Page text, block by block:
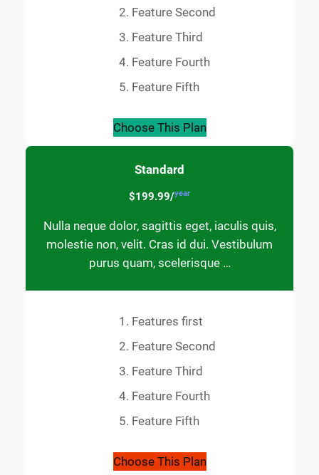
Feature Second
Feature Third
Feature Fourth
Feature Fifth
Choose This Plan
Standard
$199.99/year
Nulla neque dolor, sagittis eget, iaculis quis,
molestie non, velit. Cras id dui. Vestibulum
purus quam, scelerisque …
Features first
Feature Second
Feature Third
Feature Fourth
Feature Fifth
Choose This Plan